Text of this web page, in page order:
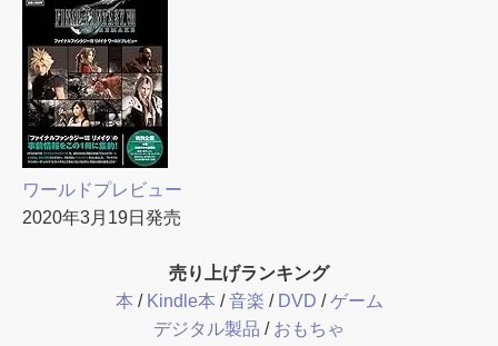
ワールドプレビュー
2020年3月19日発売
売り上げランキング
本 / Kindle本 /音楽 / DVD /ゲーム
デジタル製品 / おもちゃ